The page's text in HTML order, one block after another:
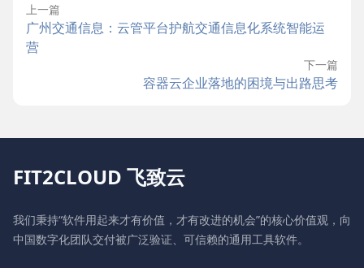
上一篇
广州交通信息：云管平台护航交通信息化系统智能运
营
下一篇
容器云企业落地的困境与出路思考
FIT2CLOUD 飞致云
我们秉持“软件用起来才有价值，才有改进的机会”的核心价值观，向
中国数字化团队交付被广泛验证、可信赖的通用工具软件。